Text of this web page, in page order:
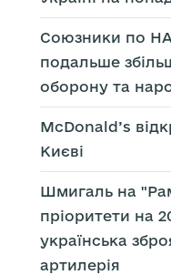
Союзники по
подальше
оборону та
McDonald’s
Києві
Шмигаль на
пріоритети на
українська
артилерія